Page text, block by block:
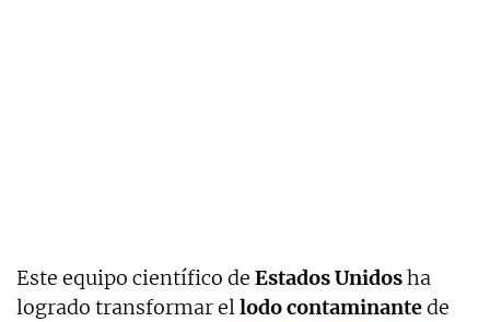
Este equipo científico de Estados Unidosha
logrado transformar ellodo contaminantede